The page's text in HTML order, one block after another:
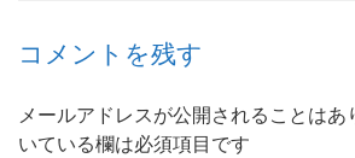
コメントを残す
メールアドレスが公開されることはあ
いている欄は必須項目です